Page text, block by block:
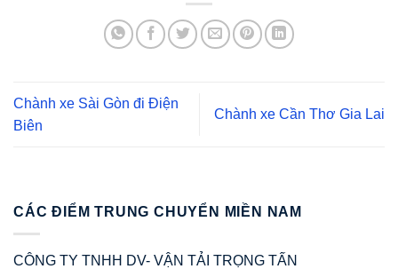
Chành xe Sài Gòn đi Điện
Biên
Chành xe Cần Thơ Gia Lai
CÁC ĐIỂM TRUNG CHUYỂN MIỀN NAM
CÔNG TY TNHH DV- VẬN TẢI TRỌNG TẤN